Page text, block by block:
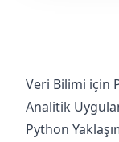
Veri Bilimi için
Analitik
Python